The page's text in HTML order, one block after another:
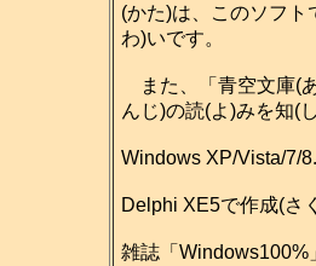
(かた)は、このソフ
わ)いです。
また、「青空文庫(
んじ)の読(よ)みを知(
Windows XP/Vista/7/
Delphi XE5で作成(さ
雑誌「Windows100%